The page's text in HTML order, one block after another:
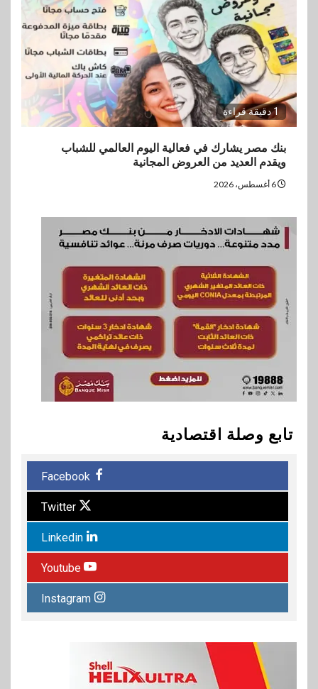
1 دقيقة قراءة
بنك مصر يشارك في فعالية اليوم العالمي للشباب
ويقدم العديد من العروض المجانية
تابع وصلة اقتصادية
Facebook
Twitter
Linkedin
Youtube
Instagram